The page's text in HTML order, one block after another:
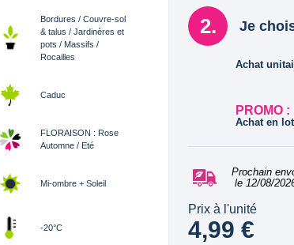
Bordures / Couvre-sol
& talus / Jardinères et
pots / Massifs /
Rocailles
Caduc
FLORAISON : Rose
Automne / Eté
Mi-ombre + Soleil
-20°C
Je
Achat
PROMO :
Achat en
Prochain
le 12/08/
Prix à l'unité
4,99 €